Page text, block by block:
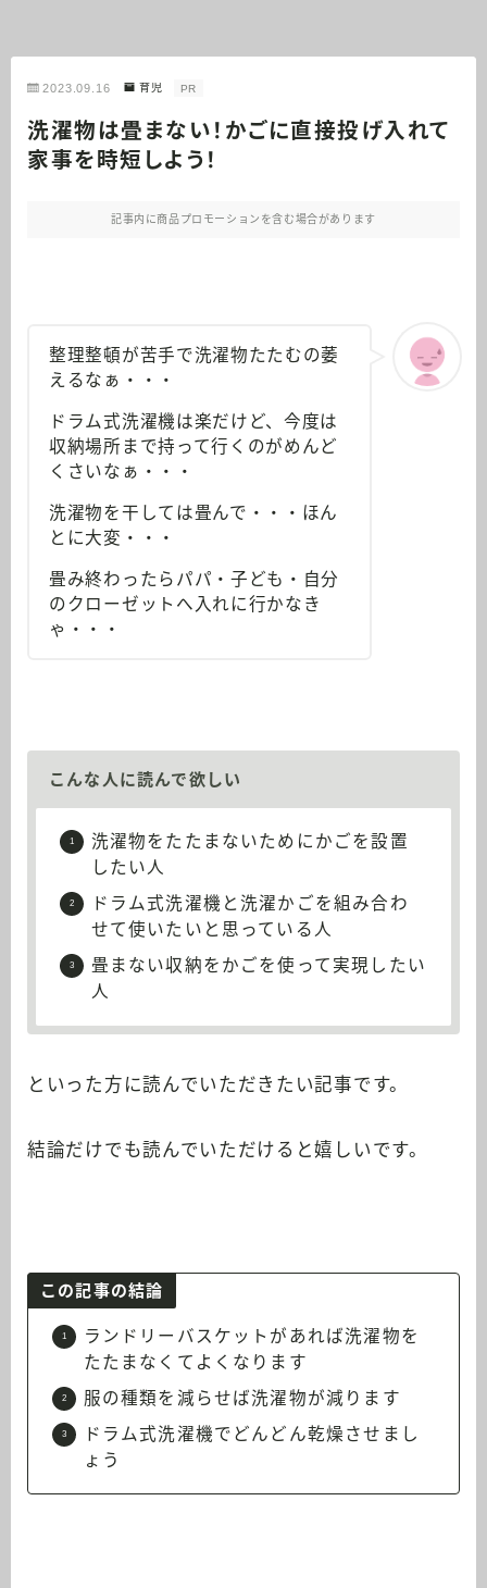
2023.09.16 育児 PR
洗濯物は畳まない！かごに直接投げ入れて
家事を時短しよう！
記事内に商品プロモーションを含む場合があります
整理整頓が苦手で洗濯物たたむの萎
えるなぁ・・・
ドラム式洗濯機は楽だけど、今度は
収納場所まで持って行くのがめんど
くさいなぁ・・・
洗濯物を干しては畳んで・・・ほん
とに大変・・・
畳み終わったらパパ・子ども・自分
のクローゼットへ入れに行かなき
ゃ・・・
こんな人に読んで欲しい
洗濯物をたたまないためにかごを設置
したい人
ドラム式洗濯機と洗濯かごを組み合わ
せて使いたいと思っている人
畳まない収納をかごを使って実現したい
人
といった方に読んでいただきたい記事です。
結論だけでも読んでいただけると嬉しいです。
この記事の結論
ランドリーバスケットがあれば洗濯物を
たたまなくてよくなります
服の種類を減らせば洗濯物が減ります
ドラム式洗濯機でどんどん乾燥させまし
ょう